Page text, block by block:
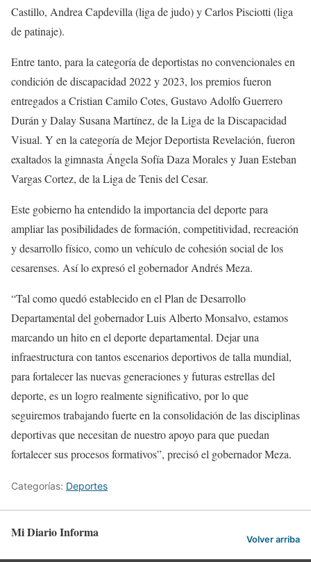
Castillo, Andrea Capdevilla (liga de judo) y Carlos Pisciotti (liga
de patinaje).
Entre tanto, para la categoría de deportistas no convencionales en
condición de discapacidad 2022 y 2023, los premios fueron
entregados a Cristian Camilo Cotes, Gustavo Adolfo Guerrero
Durán y Dalay Susana Martínez, de la Liga de la Discapacidad
Visual. Y en la categoría de Mejor Deportista Revelación, fueron
exaltados la gimnasta Ángela Sofía Daza Morales y Juan Esteban
Vargas Cortez, de la Liga de Tenis del Cesar.
Este gobierno ha entendido la importancia del deporte para
ampliar las posibilidades de formación, competitividad, recreación
y desarrollo físico, como un vehículo de cohesión social de los
cesarenses. Así lo expresó el gobernador Andrés Meza.
“Tal como quedó establecido en el Plan de Desarrollo
Departamental del gobernador Luis Alberto Monsalvo, estamos
marcando un hito en el deporte departamental. Dejar una
infraestructura con tantos escenarios deportivos de talla mundial,
para fortalecer las nuevas generaciones y futuras estrellas del
deporte, es un logro realmente significativo, por lo que
seguiremos trabajando fuerte en la consolidación de las disciplinas
deportivas que necesitan de nuestro apoyo para que puedan
fortalecer sus procesos formativos”, precisó el gobernador Meza.
Categorías: Deportes
Mi Diario Informa Volver arriba